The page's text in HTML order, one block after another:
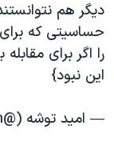
دیگر هم
حساسیتی که برای
را اگر برای
این نبود}
— امید توشه (@tousheh)